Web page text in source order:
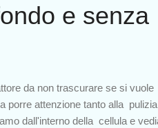
e senza
da non trascurare se si vuole
porre attenzione tanto alla pulizia
dall'interno della cellula e